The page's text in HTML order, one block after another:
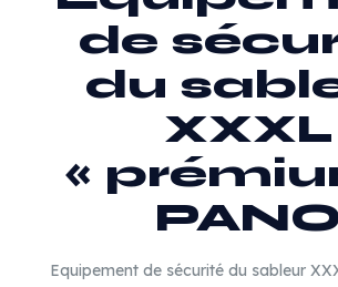
de
du
XXXL
«
PANO
Equipement de sécurité du sableur